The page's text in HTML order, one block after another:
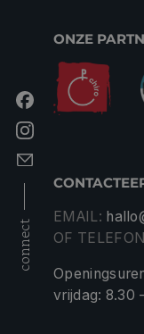
connect
ONZE
EMAIL:
OF
vrijdag: 8.30